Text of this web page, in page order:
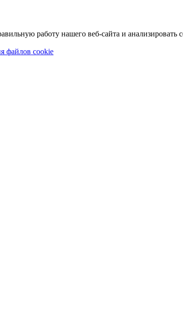
работу нашего веб-сайта и анализировать
файлов cookie